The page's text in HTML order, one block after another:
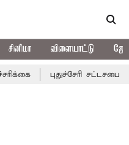
சினிமா விளையாட்டு
புதுச்சேரி சட்டசபையில்